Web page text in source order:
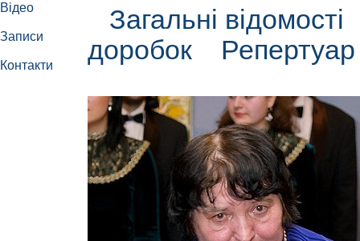
Відео
Записи
Контакти
Загальні відомості
доробок